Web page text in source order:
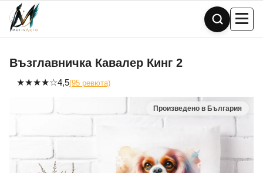
Skip
content
Възглавничка Кавалер Кинг 2
★★★★☆4,5(95 ревюта)